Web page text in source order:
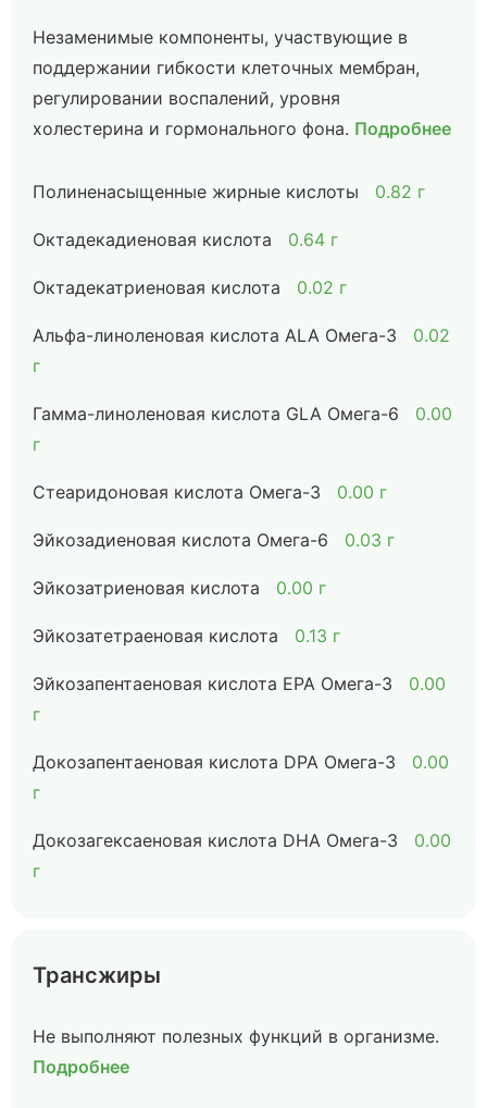
Незаменимые компоненты, участвующие в
поддержании гибкости клеточных мембран,
регулировании воспалений, уровня
холестерина и гормонального фона. Подробнее
Полиненасыщенные жирные кислоты 0.82 г
Октадекадиеновая кислота 0.64 г
Октадекатриеновая кислота 0.02 г
Альфа-линоленовая кислота ALA Омега-3
0.02
г
Гамма-линоленовая кислота GLA Омега-6
0.00
г
Стеаридоновая кислота Омега-3 0.00 г
Эйкозадиеновая кислота Омега-6 0.03 г
Эйкозатриеновая кислота 0.00 г
Эйкозатетраеновая кислота 0.13 г
Эйкозапентаеновая кислота EPA Омега-3
0.00
г
Докозапентаеновая кислота DPA Омега-3
0.00
г
Докозагексаеновая кислота DHA Омега-3
0.00
г
Трансжиры
Не выполняют полезных функций в организме.
Подробнее